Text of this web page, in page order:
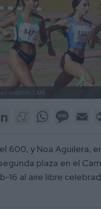
el 600 m. CAM.
LinkedInMeneameWhatsApp
600, y Noa Aguilera,
plaza en el
16 al aire libre